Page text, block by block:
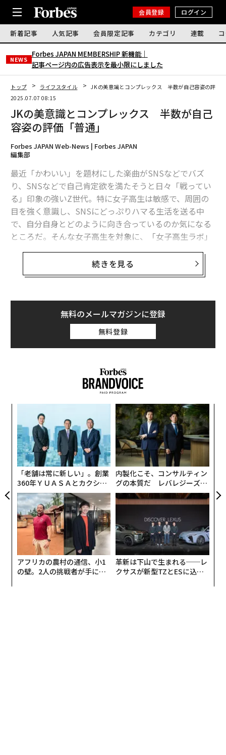
会員登録 ログイン
新着記事 人気記事 会員限定記事 カテゴリ 連載
NEWS
Forbes JAPAN MEMBERSHIP 新機能｜
記事ページ内の広告表示を最小限にしました
トップ ライフスタイル
JKの美意識とコンプレックス 半数が自己容姿の評価
2025.07.07 08:15
JKの美意識とコンプレックス 半数が自己
容姿の評価「普通」
Forbes JAPAN Web-News | Forbes JAPAN
編集部
最近「かわいい」を題材にした楽曲がSNSなどでバズ
り、SNSなどで自己肯定欲を満たそうと日々「戦ってい
る」印象の強いZ世代。特に女子高生は敏感で、周囲の
目を強く意識し、SNSにどっぷりハマる生活を送る中
で、自分自身とどのように向き合っているのか気になる
ところだ。そんな女子高生を対象に、「女子高生ラボ」
を運営するwith tが、「見た目のコンプレックス」に関
する実態調査を行った。
9%の人が「普通くらいだと思う」と回答した。「かわ
いいと思う」というポジティブな回答は28%に留まり、
正直自分ではかわいいと思っていても、そこまで肯定し
ない空気感がうかがえる。
自分の見た目で自信がない部分については、「顔のパー
ツ（目・鼻・口）」が87%でトップだった。「体格・ス
タイル」が65%、「肌の状態」が56%と続いた。ほとん
どの人が複数の悩みを抱えており、他人と比較しすぎて
いることがうかがえる。
続きを見る
無料のメールマガジンに登録
無料登録
「老舗は常に新しい」。創業
360年ＹＵＡＳＡとカクシン
CEO田尻望が語る、AIを超え
る人の価値
内製化こそ、コンサルティン
グの本質だ レバレジーズが
実践する、次世代ファームの
全貌
アフリカの農村の通信、小1
の壁。2人の挑戦者が手にし
革新は下山で生まれる──レ
クサスが新型TZとESに込め